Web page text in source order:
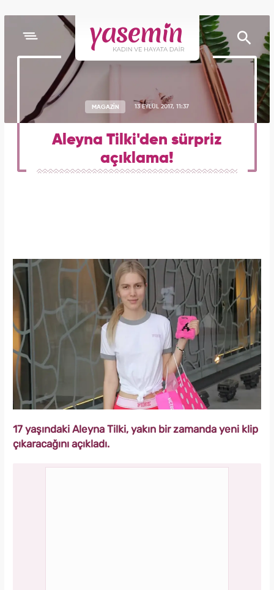
MAGAZİN 13 EYLÜL 2017, 11:37
Aleyna Tilki'den sürpriz
açıklama!
17 yaşındaki Aleyna Tilki, yakın bir zamanda yeni klip
çıkaracağını açıkladı.